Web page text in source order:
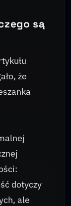
są
że
dotyczy
ale